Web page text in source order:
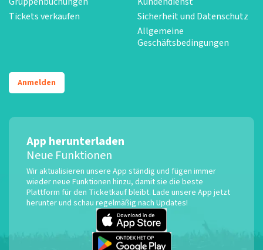
Tickets verkaufen
Sicherheit und Datenschutz
Allgemeine
Geschäftsbedingungen
Anmelden
App herunterladen
Neue Funktionen
Wir aktualisieren unsere App ständig und fügen immer
wieder neue Funktionen hinzu, damit sie die beste
Plattform für den Ticketkauf bleibt. Lade unsere App jetzt
herunter und schau regelmäßig nach Updates!